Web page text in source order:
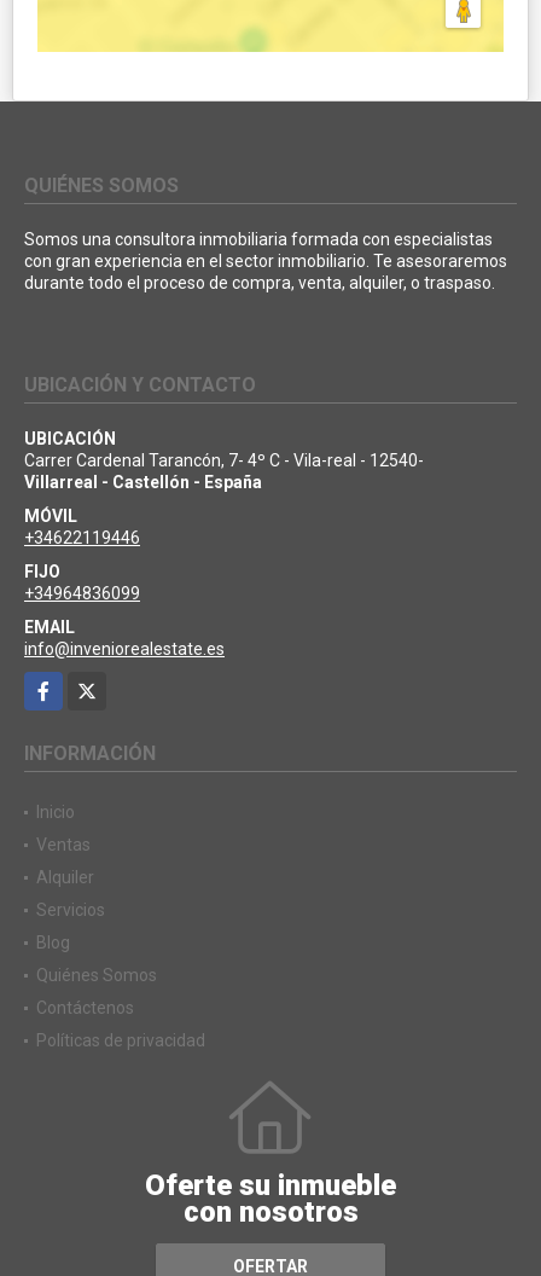
QUIÉNES SOMOS
Somos una consultora inmobiliaria formada con especialistas
con gran experiencia en el sector inmobiliario. Te asesoraremos
durante todo el proceso de compra, venta, alquiler, o traspaso.
UBICACIÓN Y CONTACTO
UBICACIÓN
Carrer Cardenal Tarancón, 7- 4º C - Vila-real - 12540-
Villarreal - Castellón - España
MÓVIL
+34622119446
FIJO
+34964836099
EMAIL
info@inveniorealestate.es
Facebook
INFORMACIÓN
Inicio
Ventas
Alquiler
Servicios
Blog
Quiénes Somos
Contáctenos
Políticas de privacidad
Oferte su inmueble
con nosotros
OFERTAR